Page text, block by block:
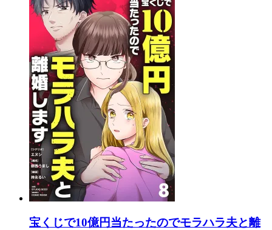
宝くじで10億円当たったのでモラハラ夫と離